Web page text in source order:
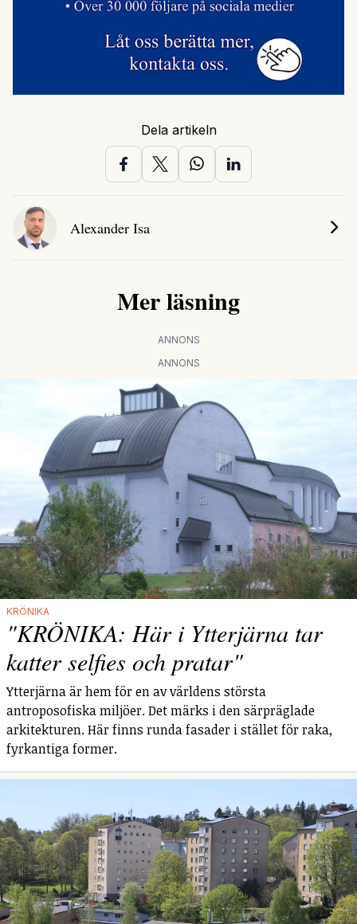
Dela artikeln
Alexander Isa
Mer läsning
ANNONS
ANNONS
KRÖNIKA
"KRÖNIKA: Här i Ytterjärna tar
katter selfies och pratar"
Ytterjärna är hem för en av världens största
antroposofiska miljöer. Det märks i den särpräglade
arkitekturen. Här finns runda fasader i stället för raka,
fyrkantiga former.